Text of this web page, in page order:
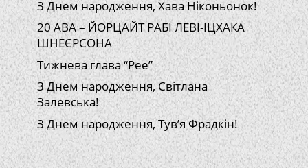
З Днем народження, Хава Ніконьонок!
20 АВА – ЙОРЦАЙТ РАБІ ЛЕВІ-ІЦХАКА
ШНЕЄРСОНА
Тижнева глава “Рее”
З Днем народження, Світлана
Залевська!
З Днем народження, Тув’я Фрадкін!